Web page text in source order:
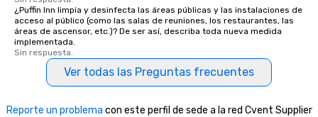
¿Puffin Inn limpia y desinfecta las áreas públicas y las instalaciones de
acceso al público (como las salas de reuniones, los restaurantes, las
áreas de ascensor, etc.)? De ser así, describa toda nueva medida
implementada.
Sin respuesta.
Ver todas las Preguntas frecuentes
Reporte un problema con este perfil de sede a la red Cvent Supplier